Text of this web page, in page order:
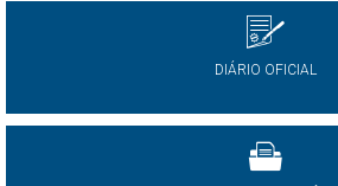
DIÁRIO OFICIAL